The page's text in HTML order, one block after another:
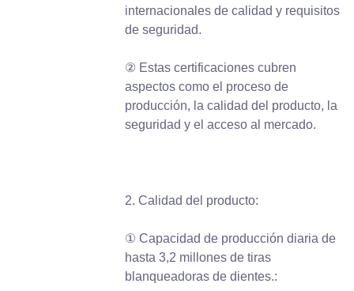
internacionales de calidad y requisitos
de seguridad.
② Estas certificaciones cubren
aspectos como el proceso de
producción, la calidad del producto, la
seguridad y el acceso al mercado.
2. Calidad del producto:
① Capacidad de producción diaria de
hasta 3,2 millones de tiras
blanqueadoras de dientes.: